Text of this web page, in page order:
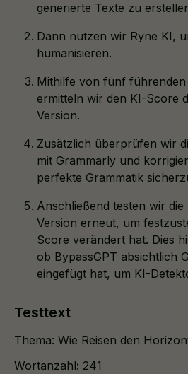
generierte Texte zu
Dann nutzen wir Ryne KI,
humanisieren.
Mithilfe von fünf
ermitteln wir den KI-Score
Version.
Zusätzlich überprüfen wir
mit Grammarly und
perfekte Grammatik
Anschließend testen wir
Version erneut, um
Score verändert hat. Dies
ob BypassGPT absichtlich
eingefügt hat, um KI-
Testtext
Thema: Wie Reisen den
Wortanzahl: 241